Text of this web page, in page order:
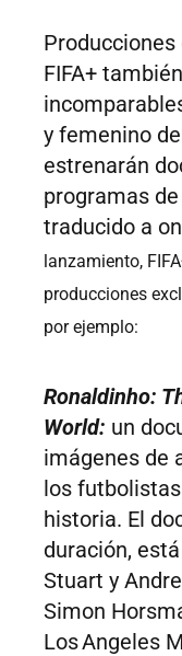
Producciones
FIFA+
y femenino
estrenarán
programas
traducido a
lanzamiento,
producciones
por ejemplo:
Ronaldinho:
World: un
imágenes de
los
historia. El
duración,
Stuart y
Simon
Los Angeles